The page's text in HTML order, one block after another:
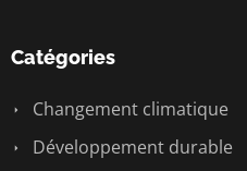
Catégories
Changement climatique
Développement durable